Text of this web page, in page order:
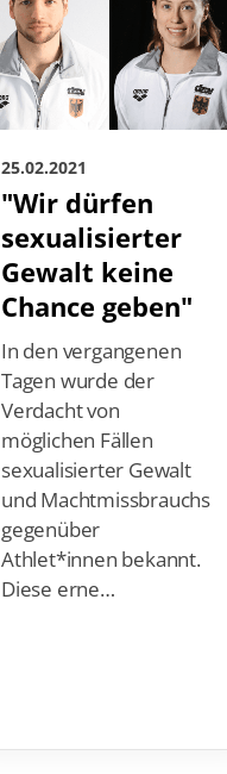
25.02.2021
"Wir dürfen
sexualisierter
Gewalt keine
Chance geben"
In den vergangenen
Tagen wurde der
Verdacht von
möglichen Fällen
sexualisierter Gewalt
und Machtmissbrauchs
gegenüber
Athlet*innen bekannt.
Diese erne…